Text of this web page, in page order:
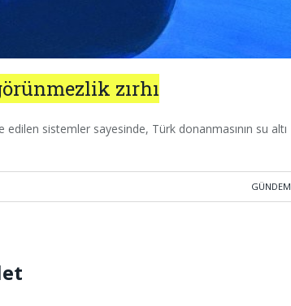
zırhı
edilen sistemler sayesinde, Türk donanmasının su altı
GÜNDEM